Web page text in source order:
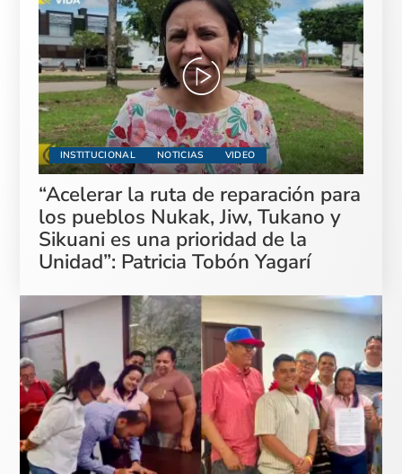
INSTITUCIONAL NOTICIAS VIDEO
“Acelerar la ruta de reparación para
los pueblos Nukak, Jiw, Tukano y
Sikuani es una prioridad de la
Unidad”: Patricia Tobón Yagarí